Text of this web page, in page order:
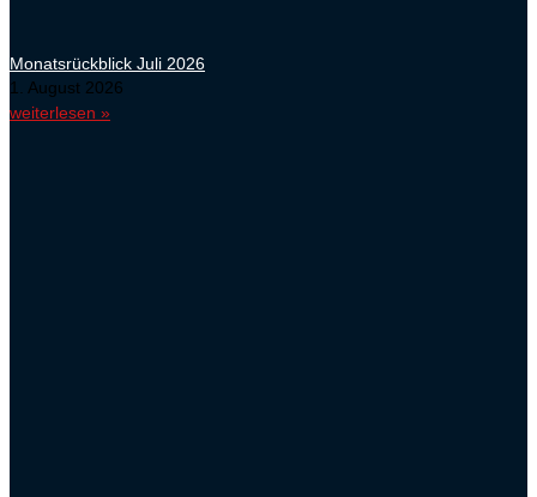
Monatsrückblick Juli 2026
1. August 2026
weiterlesen »